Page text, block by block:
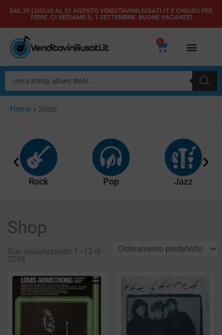
Vai
contenuto
DAL 29 LUGLIO AL 31 AGOSTO VENDITAVINILIUSATI.IT È CHIUSO PER
FERIE. CI VEDIAMO IL 1 SETTEMBRE. BUONE VACANZE!
0
Carrello
Ricerca
prodotti
Home » Shop
Rock Pop Jazz
Shop
Stai visualizzando 1–12 di
3298
PaginaPagina